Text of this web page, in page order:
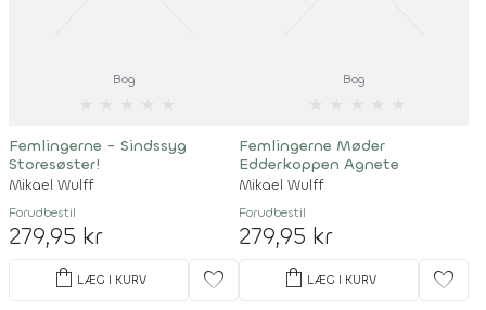
Bog
Femlingerne - Sindssyg
Storesøster!
Mikael Wulff
Forudbestil
279,95 kr
shopping_bag LÆG I KURV favorite
Bog
Femlingerne Møder
Edderkoppen Agnete
Mikael Wulff
Forudbestil
279,95 kr
shopping_bag LÆG I KURV favorite